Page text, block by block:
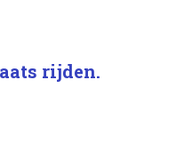
rijden.